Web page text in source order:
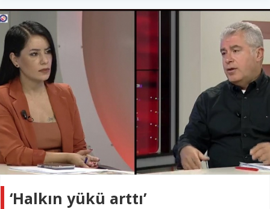
‘Halkın yükü arttı’